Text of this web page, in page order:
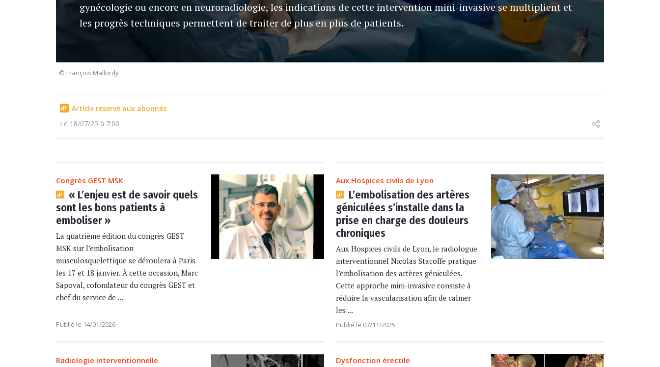
gynécologie ou encore en neuroradiologie, les indications de cette intervention mini-invasive se multiplient et
les progrès techniques permettent de traiter de plus en plus de patients.
© François Mallordy
Article réservé aux abonnés
Le 18/07/25 à 7:00
Congrès GEST MSK
« L’enjeu est de savoir quels
sont les bons patients à
emboliser »
La quatrième édition du congrès GEST
MSK sur l’embolisation
musculosquelettique se déroulera à Paris
les 17 et 18 janvier. À cette occasion, Marc
Sapoval, cofondateur du congrès GEST et
chef du service de ...
Publié le 14/01/2026
Aux Hospices civils de Lyon
L’embolisation des artères
géniculées s’installe dans la
prise en charge des douleurs
chroniques
Aux Hospices civils de Lyon, le radiologue
interventionnel Nicolas Stacoffe pratique
l’embolisation des artères géniculées.
Cette approche mini-invasive consiste à
réduire la vascularisation afin de calmer
les ...
Publié le 07/11/2025
Radiologie interventionnelle Dysfonction érectile